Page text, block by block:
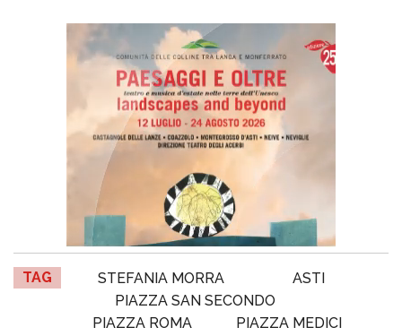
TAG STEFANIA MORRA
ASTI
PIAZZA SAN SECONDO
PIAZZA ROMA
PIAZZA MEDICI